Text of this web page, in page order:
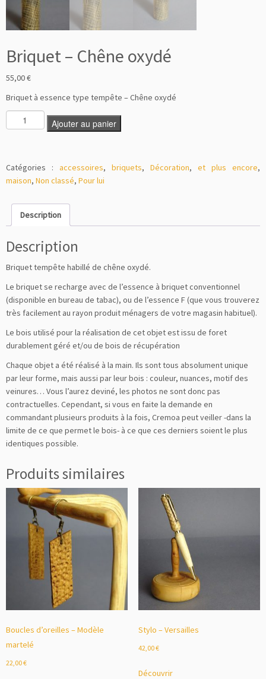
Briquet – Chêne oxydé
55,00€
Briquet à essence type tempête – Chêne oxydé
Ajouter au panier
Catégories : accessoires, briquets, Décoration, et plus encore,
maison, Non classé, Pour lui
Description
Description
Briquet tempête habillé de chêne oxydé.
Le briquet se recharge avec de l’essence à briquet conventionnel
(disponible en bureau de tabac), ou de l’essence F (que vous trouverez
très facilement au rayon produit ménagers de votre magasin habituel).
Le bois utilisé pour la réalisation de cet objet est issu de foret
durablement géré et/ou de bois de récupération
Chaque objet a été réalisé à la main. Ils sont tous absolument unique
par leur forme, mais aussi par leur bois : couleur, nuances, motif des
veinures… Vous l’aurez deviné, les photos ne sont donc pas
contractuelles. Cependant, si vous en faite la demande en
commandant plusieurs produits à la fois, Cremoa peut veiller -dans la
limite de ce que permet le bois- à ce que ces derniers soient le plus
identiques possible.
Produits similaires
Boucles d’oreilles – Modèle
martelé
22,00€
Stylo – Versailles
42,00€
Découvrir